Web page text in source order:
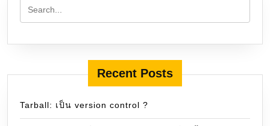
Recent Posts
Tarball: เป็น version control ?